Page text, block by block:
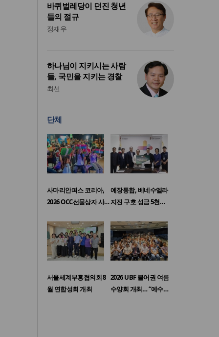
바퀴벌레당이 던진 청년
들의 절규
정재우
하나님이 지키시는 사람
들, 국민을 지키는 경찰
최선
단체
사마리안퍼스 코리아,
2026 OCC선물상자 사…
예장통합, 베네수엘라
지진 구호 성금 5천…
서울세계부흥협의회 8
월 연합성회 개최
2026 UBF 불어권 여름
수양회 개최… “예수…